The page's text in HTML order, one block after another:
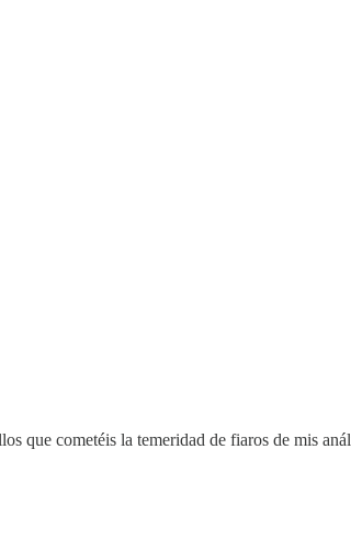
que cometéis la temeridad de fiaros de mis